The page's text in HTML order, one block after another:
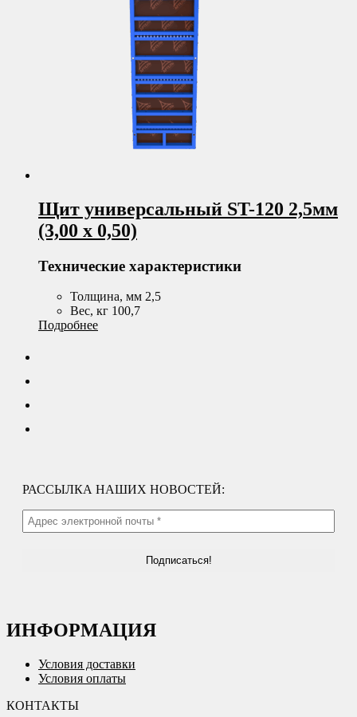
Щит универсальный ST-120 2,5мм
(3,00 х 0,50)
Технические характеристики
Толщина, мм 2,5
Вес, кг 100,7
Подробнее
РАССЫЛКА НАШИХ НОВОСТЕЙ:
ИНФОРМАЦИЯ
Условия доставки
Условия оплаты
КОНТАКТЫ